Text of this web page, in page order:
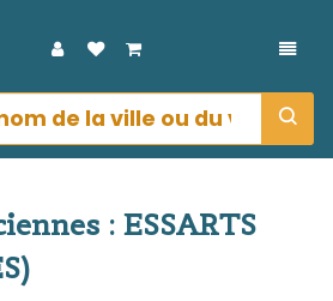
: ESSARTS